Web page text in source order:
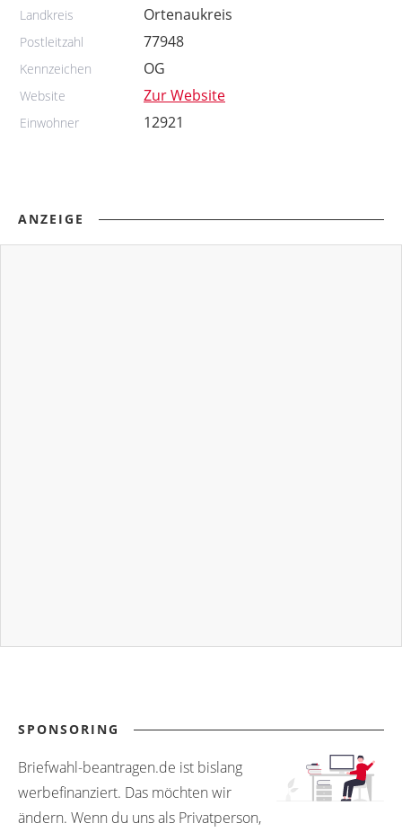
Landkreis Ortenaukreis
Postleitzahl 77948
Kennzeichen OG
Website Zur Website
Einwohner 12921
ANZEIGE
SPONSORING
Briefwahl-beantragen.de ist bislang
werbefinanziert. Das möchten wir
ändern. Wenn du uns als Privatperson,